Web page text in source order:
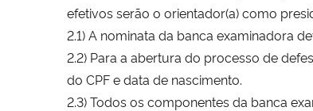
efetivos serão o orientador(a) como
2.1) A nominata da banca examinadora
2.2) Para a abertura do processo de
do CPF e data de nascimento.
2.3) Todos os componentes da banca